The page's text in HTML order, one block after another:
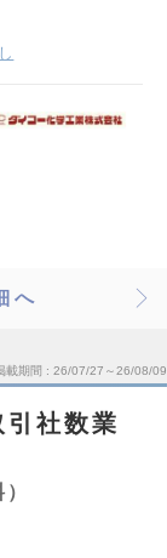
へ
載期間 26/07/27～26/08/09
社数業